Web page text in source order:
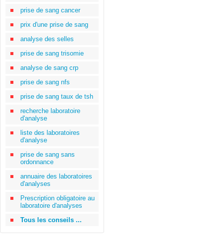
prise de sang cancer
prix d'une prise de sang
analyse des selles
prise de sang trisomie
analyse de sang crp
prise de sang nfs
prise de sang taux de tsh
recherche laboratoire
d'analyse
liste des laboratoires
d'analyse
prise de sang sans
ordonnance
annuaire des laboratoires
d'analyses
Prescription obligatoire au
laboratoire d'analyses
Tous les conseils ...